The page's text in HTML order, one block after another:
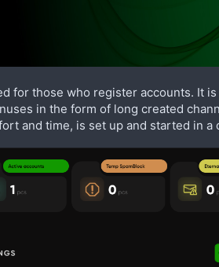
for those who register accounts. It
in the form of long created
and time, is set up and started in a